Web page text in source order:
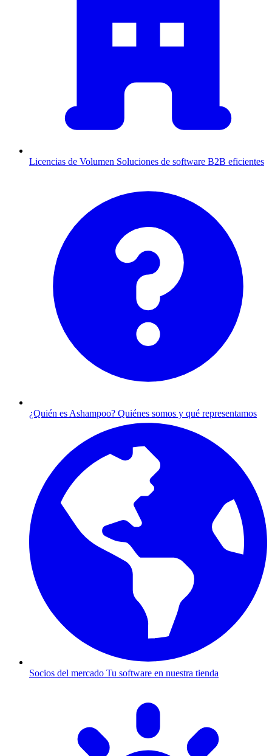
Licencias de Volumen Soluciones de software B2B eficientes
¿Quién es Ashampoo? Quiénes somos y qué representamos
Socios del mercado Tu software en nuestra tienda